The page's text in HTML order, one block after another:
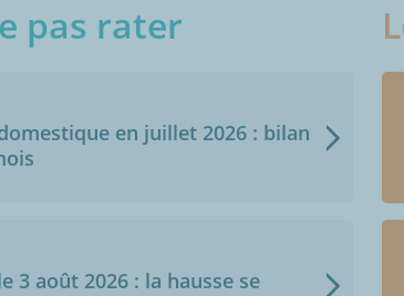
pas rater
en juillet 2026 : bilan
3 août 2026 : la hausse se